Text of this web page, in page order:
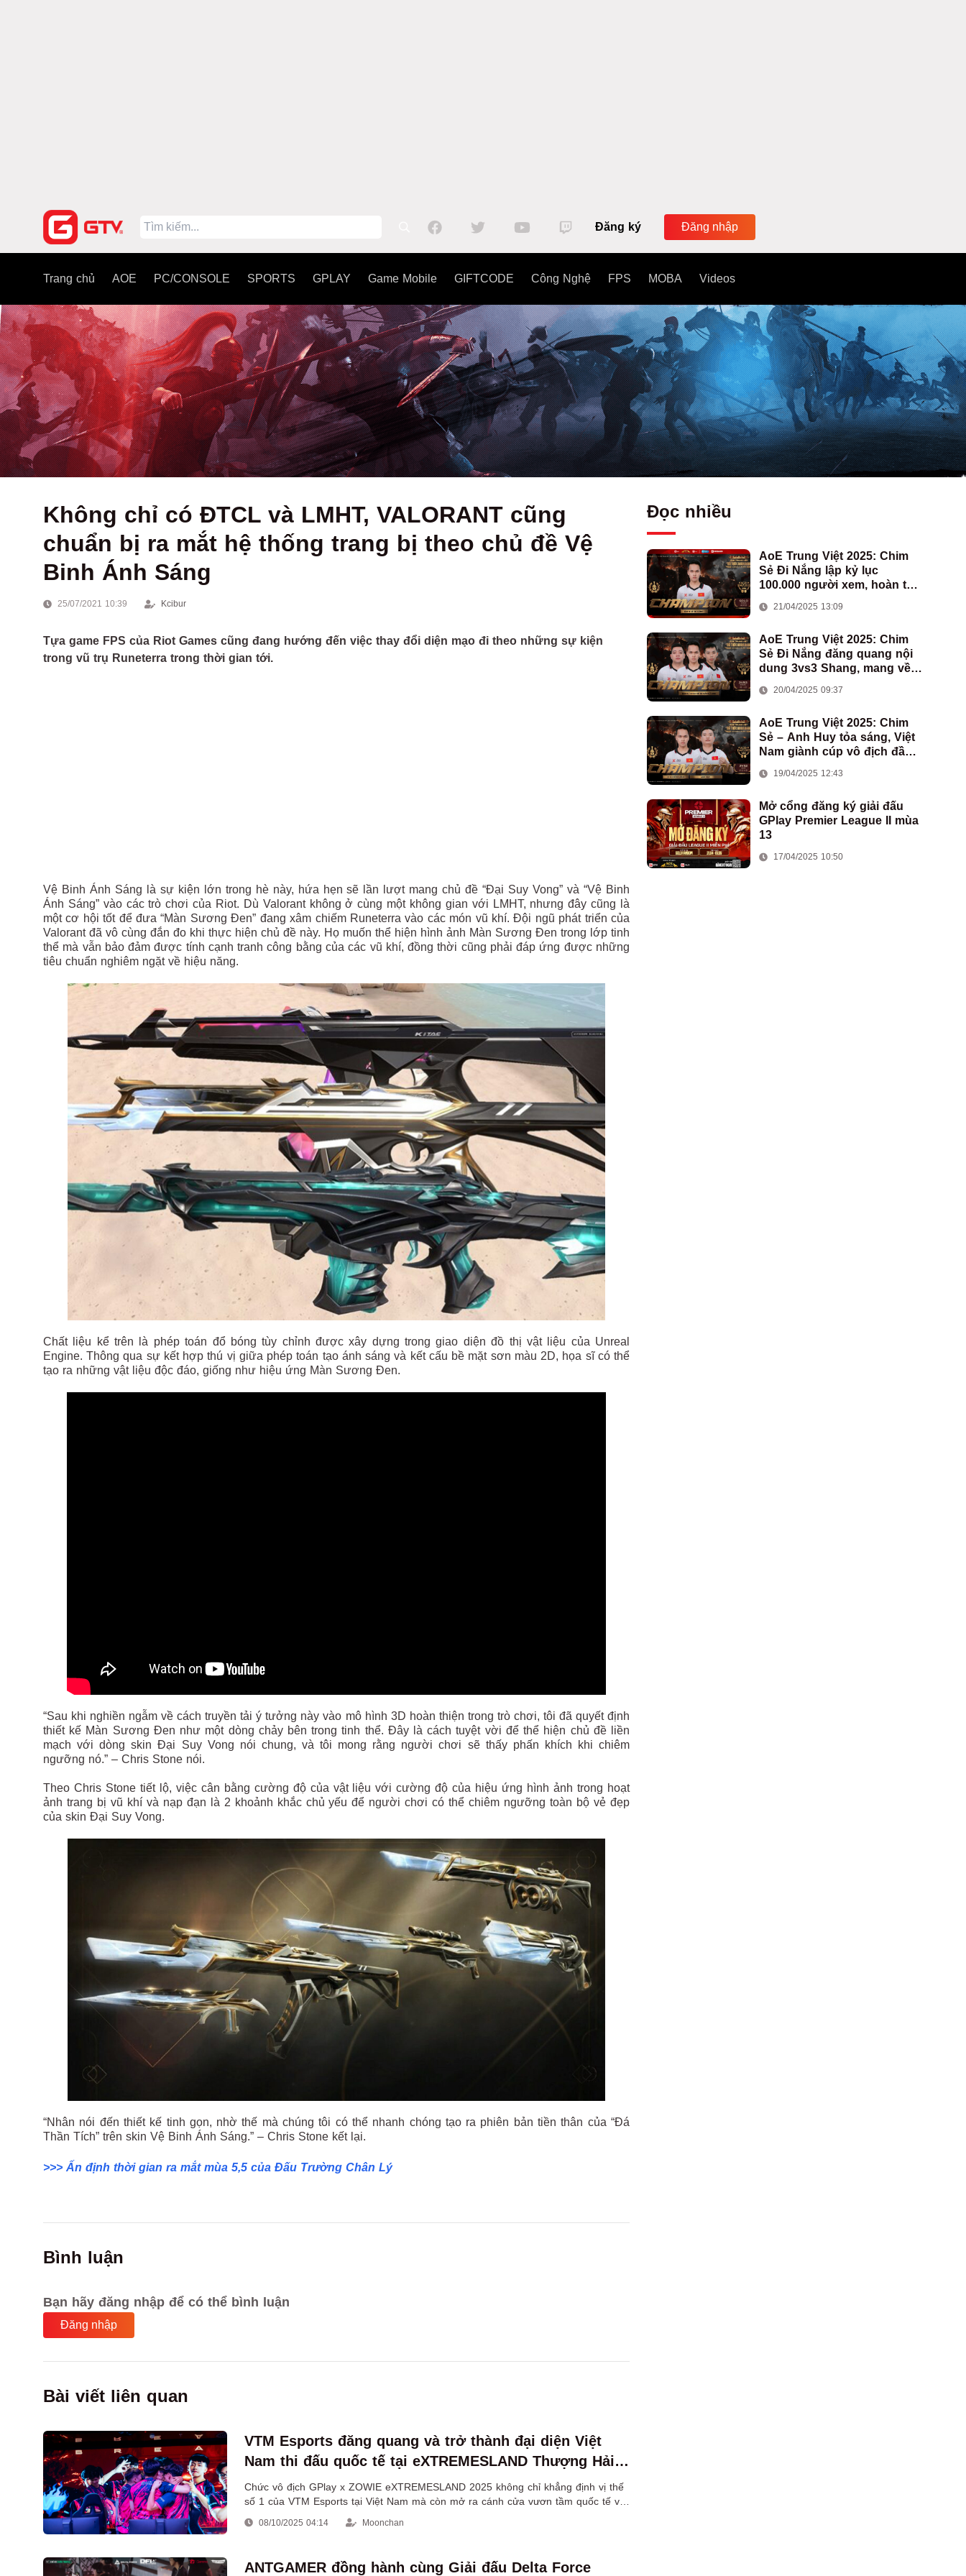
Đăng ký Đăng nhập
Trang chủ AOE PC/CONSOLE SPORTS GPLAY Game Mobile GIFTCODE Công Nghệ FPS MOBA Videos
Không chỉ có ĐTCL và LMHT, VALORANT cũng
chuẩn bị ra mắt hệ thống trang bị theo chủ đề Vệ
Binh Ánh Sáng
25/07/2021 10:39 Kcibur
Tựa game FPS của Riot Games cũng đang hướng đến việc thay đổi diện mạo đi theo những sự kiện
trong vũ trụ Runeterra trong thời gian tới.
Vệ Binh Ánh Sáng là sự kiện lớn trong hè này, hứa hẹn sẽ lần lượt mang chủ đề “Đại Suy Vong” và “Vệ Binh
Ánh Sáng” vào các trò chơi của Riot. Dù Valorant không ở cùng một không gian với LMHT, nhưng đây cũng là
một cơ hội tốt để đưa “Màn Sương Đen” đang xâm chiếm Runeterra vào các món vũ khí. Đội ngũ phát triển của
Valorant đã vô cùng đắn đo khi thực hiện chủ đề này. Họ muốn thể hiện hình ảnh Màn Sương Đen trong lớp tinh
thể mà vẫn bảo đảm được tính cạnh tranh công bằng của các vũ khí, đồng thời cũng phải đáp ứng được những
tiêu chuẩn nghiêm ngặt về hiệu năng.
Chất liệu kể trên là phép toán đổ bóng tùy chỉnh được xây dựng trong giao diện đồ thị vật liệu của Unreal
Engine. Thông qua sự kết hợp thú vị giữa phép toán tạo ánh sáng và kết cấu bề mặt sơn màu 2D, họa sĩ có thể
tạo ra những vật liệu độc đáo, giống như hiệu ứng Màn Sương Đen.
“Sau khi nghiền ngẫm về cách truyền tải ý tưởng này vào mô hình 3D hoàn thiện trong trò chơi, tôi đã quyết định
thiết kế Màn Sương Đen như một dòng chảy bên trong tinh thể. Đây là cách tuyệt vời để thể hiện chủ đề liền
mạch với dòng skin Đại Suy Vong nói chung, và tôi mong rằng người chơi sẽ thấy phấn khích khi chiêm
ngưỡng nó.” – Chris Stone nói.
Theo Chris Stone tiết lộ, việc cân bằng cường độ của vật liệu với cường độ của hiệu ứng hình ảnh trong hoạt
ảnh trang bị vũ khí và nạp đạn là 2 khoảnh khắc chủ yếu để người chơi có thể chiêm ngưỡng toàn bộ vẻ đẹp
của skin Đại Suy Vong.
“Nhân nói đến thiết kế tinh gọn, nhờ thế mà chúng tôi có thể nhanh chóng tạo ra phiên bản tiền thân của “Đá
Thần Tích” trên skin Vệ Binh Ánh Sáng.” – Chris Stone kết lại.
>>> Ấn định thời gian ra mắt mùa 5,5 của Đấu Trường Chân Lý
Bình luận
Bạn hãy đăng nhập để có thể bình luận
Đăng nhập
Bài viết liên quan
VTM Esports đăng quang và trở thành đại diện Việt
Nam thi đấu quốc tế tại eXTREMESLAND Thượng Hải
2025
Chức vô địch GPlay x ZOWIE eXTREMESLAND 2025 không chỉ khẳng định vị thế
số 1 của VTM Esports tại Việt Nam mà còn mở ra cánh cửa vươn tầm quốc tế với
những phần thưởng giá trị và suất tranh tài tại giải đấu châu lục CS Asia Open
2025.
08/10/2025 04:14 Moonchan
ANTGAMER đồng hành cùng Giải đấu Delta Force
Đọc nhiều
AoE Trung Việt 2025: Chim
Sẻ Đi Nắng lập kỷ lục
100.000 người xem, hoàn tất
Việt Nam
21/04/2025 13:09
AoE Trung Việt 2025: Chim
Sẻ Đi Nắng đăng quang nội
dung 3vs3 Shang, mang về
đoàn AoE Việt Nam
20/04/2025 09:37
AoE Trung Việt 2025: Chim
Sẻ – Anh Huy tỏa sáng, Việt
Nam giành cúp vô địch đầu
19/04/2025 12:43
Mở cổng đăng ký giải đấu
GPlay Premier League II mùa
13
17/04/2025 10:50